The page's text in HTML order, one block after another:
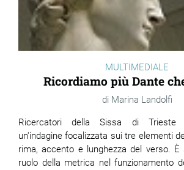
MULTIMEDIALE
Ricordiamo più Dante
Marina Landolfi
Ricercatori della Sissa di Trieste
un'indagine focalizzata sui tre elementi
rima, accento e lunghezza del verso. È
ruolo della metrica nel funzionamento